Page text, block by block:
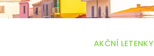
AKČNÍ LETENKY